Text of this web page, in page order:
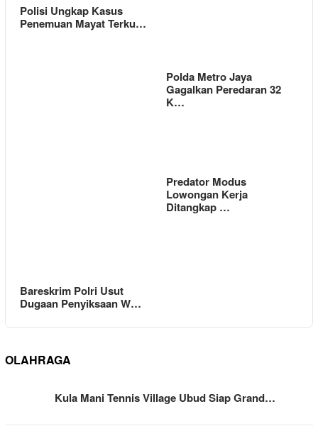
Polisi Ungkap Kasus
Penemuan Mayat Terku…
Polda Metro Jaya
Gagalkan Peredaran 32
K…
Bareskrim Polri Usut
Dugaan Penyiksaan W…
Predator Modus
Lowongan Kerja
Ditangkap …
OLAHRAGA
Kula Mani Tennis Village Ubud Siap Grand…